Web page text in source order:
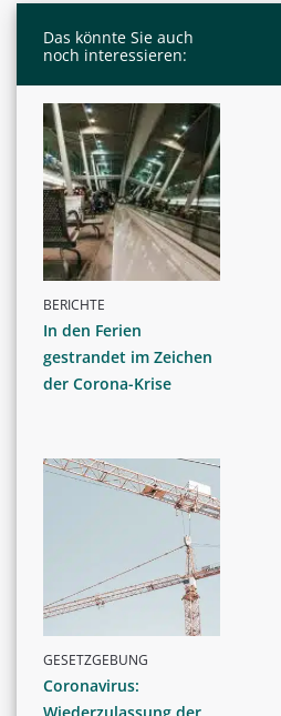
Das könnte Sie auch
noch interessieren:
BERICHTE
In den Ferien
gestrandet im Zeichen
der Corona-Krise
GESETZGEBUNG
Coronavirus: